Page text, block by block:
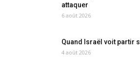
attaquer
6 août 2026
Quand Israël voit partir
4 août 2026